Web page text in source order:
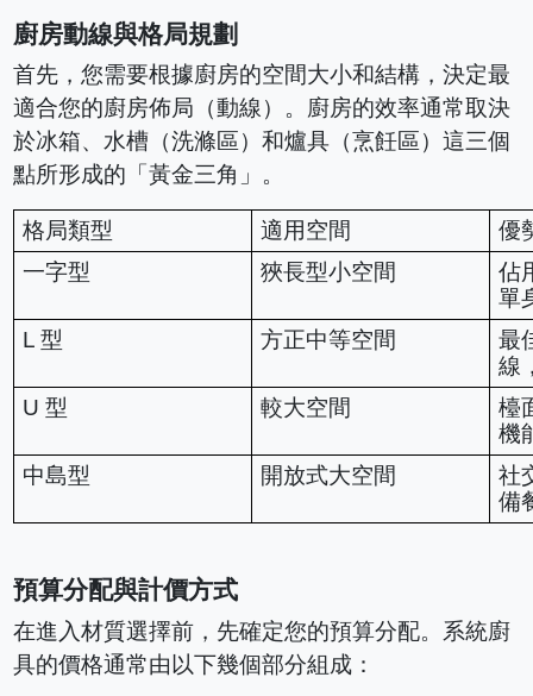
廚房動線與格局規劃
首先，您需要根據廚房的空間大小和結構，決定最
適合您的廚房佈局（動線）。廚房的效率通常取決
於冰箱、水槽（洗滌區）和爐具（烹飪區）這三個
點所形成的「黃金三角」。
格局類型 適用空間
優
一字型
狹長型小空間
佔
單
L 型
方正中等空間
最
線
U 型
較大空間
檯
機
中島型
開放式大空間
社
備
預算分配與計價方式
在進入材質選擇前，先確定您的預算分配。系統廚
具的價格通常由以下幾個部分組成：